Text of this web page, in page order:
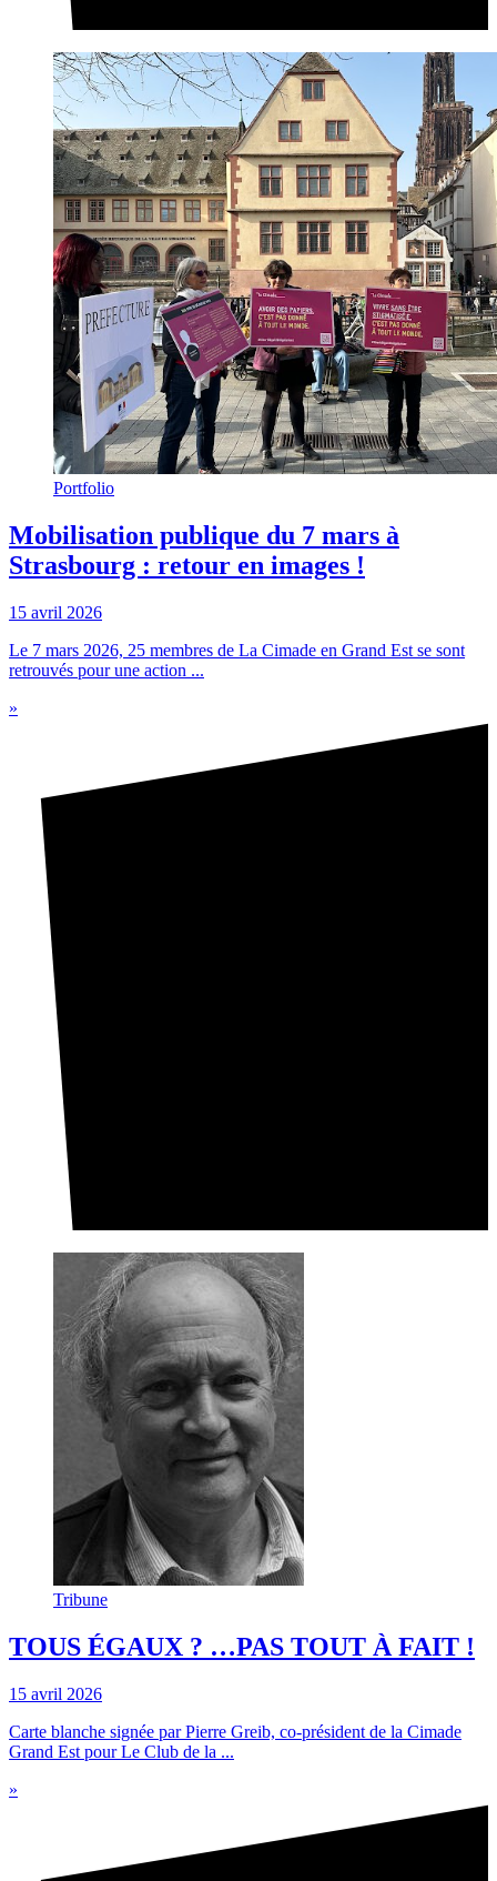
Portfolio
Mobilisation publique du 7 mars à
Strasbourg : retour en images !
15 avril 2026
Le 7 mars 2026, 25 membres de La Cimade en Grand Est se sont
retrouvés pour une action ...
»
Tribune
TOUS ÉGAUX ? …PAS TOUT À FAIT !
15 avril 2026
Carte blanche signée par Pierre Greib, co-président de la Cimade
Grand Est pour Le Club de la ...
»